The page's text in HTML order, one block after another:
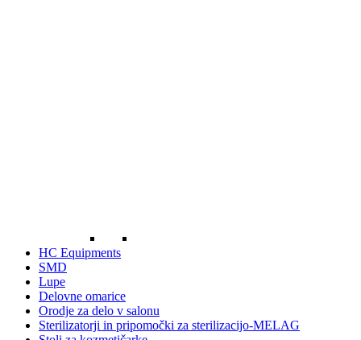
HC Equipments
SMD
Lupe
Delovne omarice
Orodje za delo v salonu
Sterilizatorji in pripomočki za sterilizacijo-MELAG